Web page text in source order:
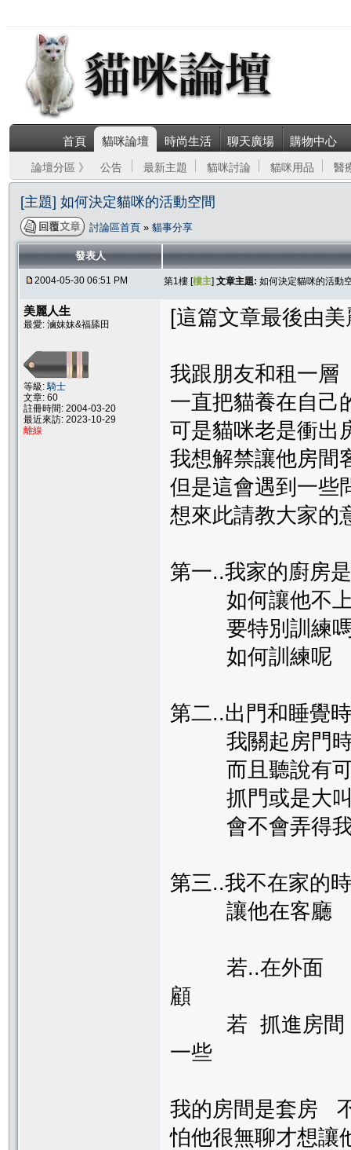
首頁 貓咪論壇 時尚生活 聊天廣場 購物中心
論壇分區 》 公告 最新主題 貓咪討論 貓咪用品 醫
[主題] 如何決定貓咪的活動空間
討論區首頁 » 貓事分享
發表人
2004-05-30 06:51 PM 第1樓 [樓主] 文章主題: 如何決定貓咪的活動
美麗人生
最愛: 滷妹妹&福舔田
等級:騎士
文章: 60
註冊時間: 2004-03-20
最近來訪: 2023-10-29
離線
[這篇文章最後由
我跟朋友和租一層
一直把貓養在自己
可是貓咪老是衝
我想解禁讓他房間
但是這會遇到一些
想來此請教大家的
第一..我家的廚房
如何讓他不上
要特別訓練
如何訓練呢
第二..出門和睡覺
我關起房門時
而且聽說有可
抓門或是大
會不會弄得我
第三..我不在家的
讓他在客廳 還
若..在外面 室
顧
若 抓進房間
一些
我的房間是套房
怕他很無聊才想讓